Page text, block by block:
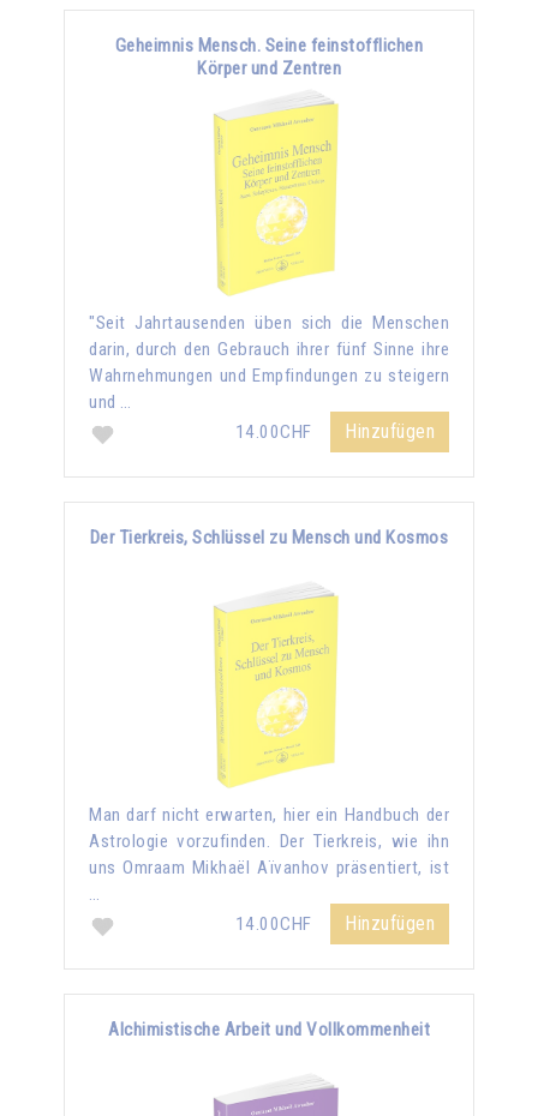
Geheimnis Mensch. Seine feinstofflichen
Körper und Zentren
"Seit Jahrtausenden üben sich die Menschen
darin, durch den Gebrauch ihrer fünf Sinne ihre
Wahrnehmungen und Empfindungen zu steigern
und …
14.00CHF
Hinzufügen
Der Tierkreis, Schlüssel zu Mensch und Kosmos
Man darf nicht erwarten, hier ein Handbuch der
Astrologie vorzufinden. Der Tierkreis, wie ihn
uns Omraam Mikhaël Aïvanhov präsentiert, ist
…
14.00CHF
Hinzufügen
Alchimistische Arbeit und Vollkommenheit